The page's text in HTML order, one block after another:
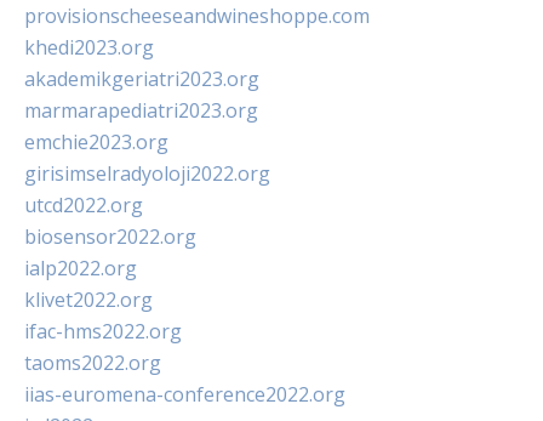
provisionscheeseandwineshoppe.com
khedi2023.org
akademikgeriatri2023.org
marmarapediatri2023.org
emchie2023.org
girisimselradyoloji2022.org
utcd2022.org
biosensor2022.org
ialp2022.org
klivet2022.org
ifac-hms2022.org
taoms2022.org
iias-euromena-conference2022.org